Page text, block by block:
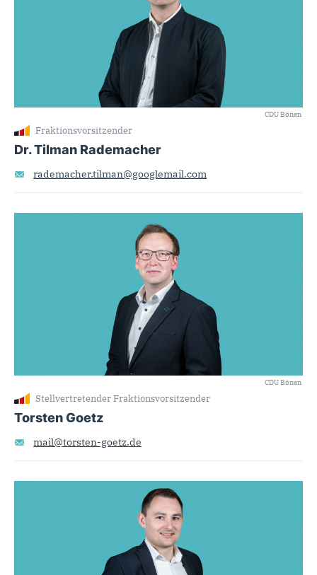
CDU Bönen
Fraktionsvorsitzender
Dr. Tilman Rademacher
rademacher.tilman@googlemail.com
CDU Bönen
Stellvertretender Fraktionsvorsitzender
Torsten Goetz
mail@torsten-goetz.de